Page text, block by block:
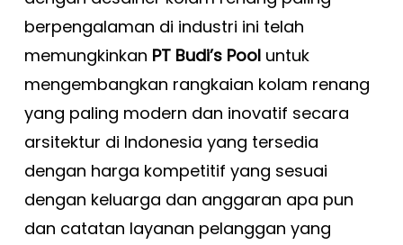
berpengalaman di industri ini telah
memungkinkan PT Budi’s Pooluntuk
mengembangkan rangkaian kolam renang
yang paling modern dan inovatif secara
arsitektur di Indonesia yang tersedia
dengan harga kompetitif yang sesuai
dengan keluarga dan anggaran apa pun
dan catatan layanan pelanggan yang